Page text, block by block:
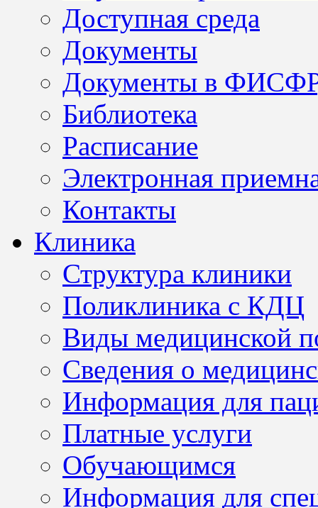
Доступная среда
Документы
Документы в
Библиотека
Расписание
Электронная
Контакты
Клиника
Структура клиники
Поликлиника с КДЦ
Виды медицинской
Сведения о
Информация для
Платные услуги
Обучающимся
Информация для